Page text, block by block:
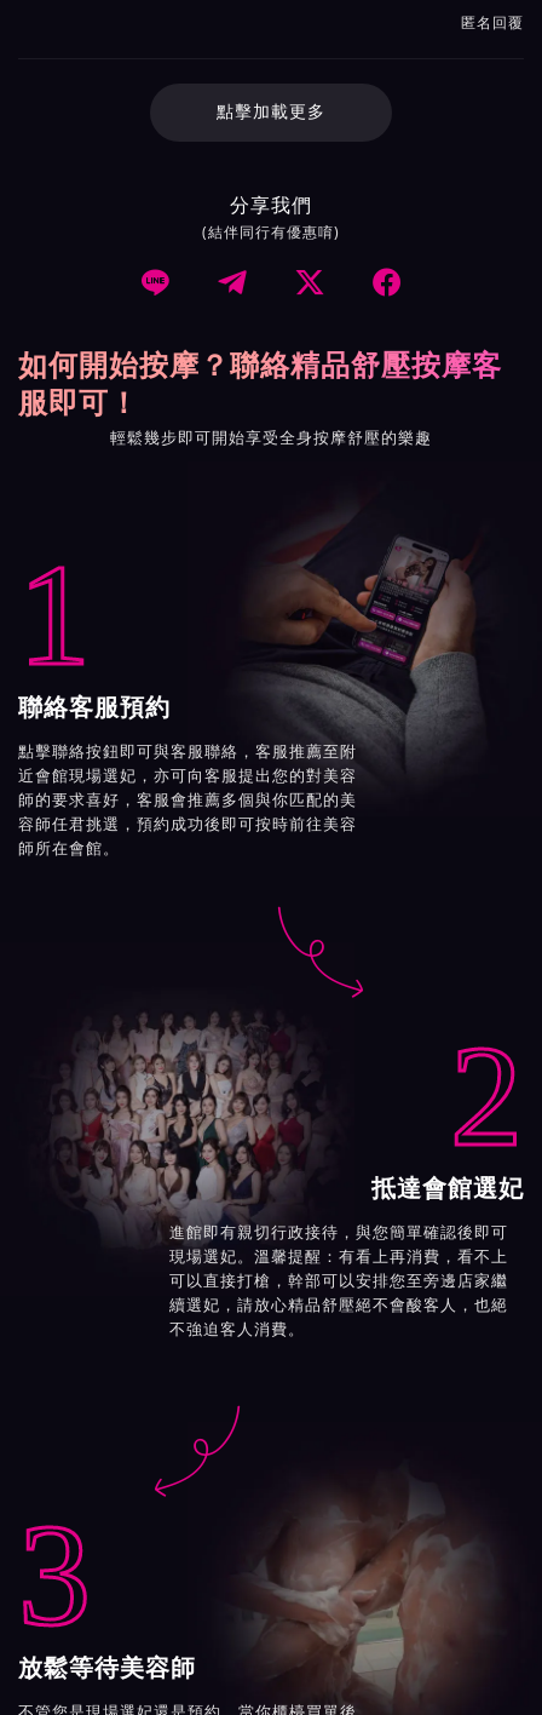
匿名回覆
點擊加載更多
分享我們
(結伴同行有優惠唷)
   
如何開始按摩？聯絡精品舒壓按摩客
服即可！
輕鬆幾步即可開始享受全身按摩舒壓的樂趣
1
聯絡客服預約
點擊聯絡按鈕即可與客服聯絡，客服推薦至附
近會館現場選妃，亦可向客服提出您的對美容
師的要求喜好，客服會推薦多個與你匹配的美
容師任君挑選，預約成功後即可按時前往美容
師所在會館。

2
抵達會館選妃
進館即有親切行政接待，與您簡單確認後即可
現場選妃。溫馨提醒：有看上再消費，看不上
可以直接打槍，幹部可以安排您至旁邊店家繼
續選妃，請放心精品舒壓絕不會酸客人，也絕
不強迫客人消費。

3
放鬆等待美容師